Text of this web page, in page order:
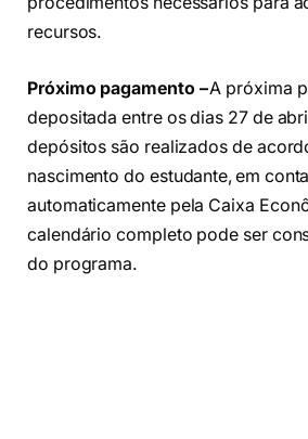
recursos.
Próximo pagamento –A próxima
depositada entre os dias 27 de
depósitos são realizados de
nascimento do estudante, em
automaticamente pela Caixa
calendário completo pode ser
do programa.